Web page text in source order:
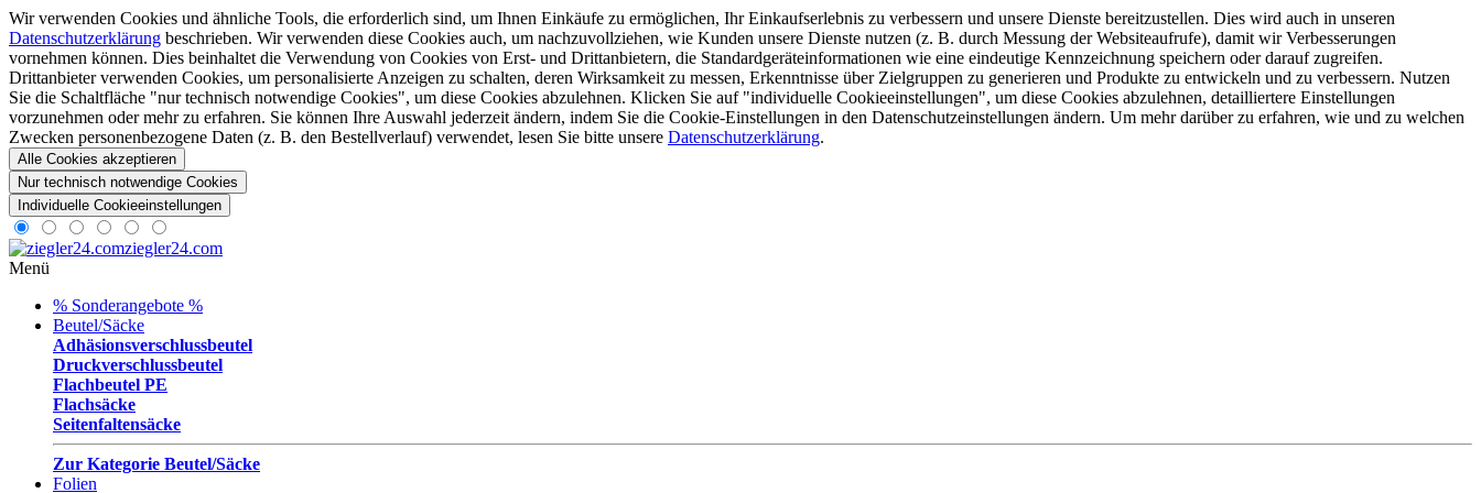
Wir verwenden Cookies und ähnliche Tools, die erforderlich sind, um Ihnen Einkäufe zu ermöglichen, Ihr Einkaufserlebnis zu verbessern und unsere Dienste bereitzustellen. Dies wird auch in unseren
Datenschutzerklärung beschrieben. Wir verwenden diese Cookies auch, um nachzuvollziehen, wie Kunden unsere Dienste nutzen (z. B. durch Messung der Websiteaufrufe), damit wir Verbesserungen
vornehmen können. Dies beinhaltet die Verwendung von Cookies von Erst- und Drittanbietern, die Standardgeräteinformationen wie eine eindeutige Kennzeichnung speichern oder darauf zugreifen.
Drittanbieter verwenden Cookies, um personalisierte Anzeigen zu schalten, deren Wirksamkeit zu messen, Erkenntnisse über Zielgruppen zu generieren und Produkte zu entwickeln und zu verbessern. Nutzen
Sie die Schaltfläche "nur technisch notwendige Cookies", um diese Cookies abzulehnen. Klicken Sie auf "individuelle Cookieeinstellungen", um diese Cookies abzulehnen, detailliertere Einstellungen
vorzunehmen oder mehr zu erfahren. Sie können Ihre Auswahl jederzeit ändern, indem Sie die Cookie-Einstellungen in den Datenschutzeinstellungen ändern. Um mehr darüber zu erfahren, wie und zu welchen
Zwecken personenbezogene Daten (z. B. den Bestellverlauf) verwendet, lesen Sie bitte unsere Datenschutzerklärung.
Alle Cookies akzeptieren
Nur technisch notwendige Cookies
Individuelle Cookieeinstellungen
ziegler24.com
Menü
% Sonderangebote %
Beutel/Säcke
Adhäsionsverschlussbeutel
Druckverschlussbeutel
Flachbeutel PE
Flachsäcke
Seitenfaltensäcke
Zur Kategorie Beutel/Säcke
Folien